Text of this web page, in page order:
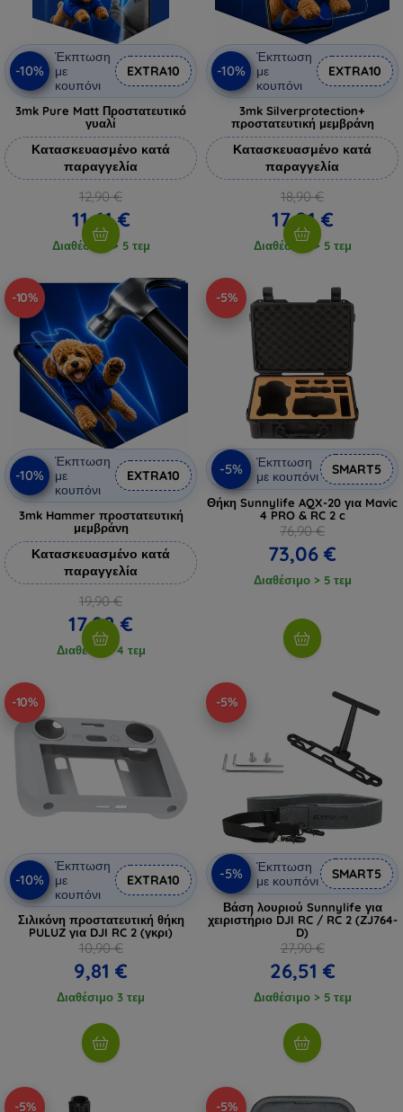
-10%
Έκπτωση
με
κουπόνι
EXTRA10
3mk Pure Matt Προστατευτικό
γυαλί
Κατασκευασμένο κατά
παραγγελία
12,90 €
11,61 €
Διαθέσιμο > 5 τεμ
-10%
Έκπτωση
με
κουπόνι
EXTRA10
3mk Silverprotection+
προστατευτική μεμβράνη
Κατασκευασμένο κατά
παραγγελία
18,90 €
17,01 €
Διαθέσιμο > 5 τεμ
-10%
-10%
Έκπτωση
με
κουπόνι
EXTRA10
3mk Hammer προστατευτική
μεμβράνη
Κατασκευασμένο κατά
παραγγελία
19,90 €
17,92 €
Διαθέσιμο 4 τεμ
-5%
-5%
Έκπτωση
με κουπόνι
SMART5
Θήκη Sunnylife AQX-20 για Mavic
4 PRO & RC 2 c
76,90 €
73,06 €
Διαθέσιμο > 5 τεμ
-10%
-10%
Έκπτωση
με
κουπόνι
EXTRA10
Σιλικόνη προστατευτική θήκη
PULUZ για DJI RC 2 (γκρι)
10,90 €
9,81 €
Διαθέσιμο 3 τεμ
-5%
-5%
Έκπτωση
με κουπόνι
SMART5
Βάση λουριού Sunnylife για
χειριστήριο DJI RC / RC 2 (ZJ764-
D)
27,90 €
26,51 €
Διαθέσιμο > 5 τεμ
-5% -5%